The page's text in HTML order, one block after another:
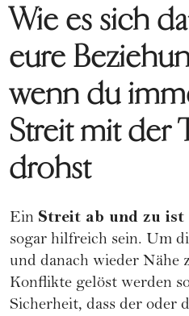
Wie es sich
eure
wenn du
Streit mit der
drohst
Ein Streit ab und zu
sogar hilfreich sein. Um
und danach wieder Nähe
Konflikte gelöst werden
Sicherheit, dass der oder